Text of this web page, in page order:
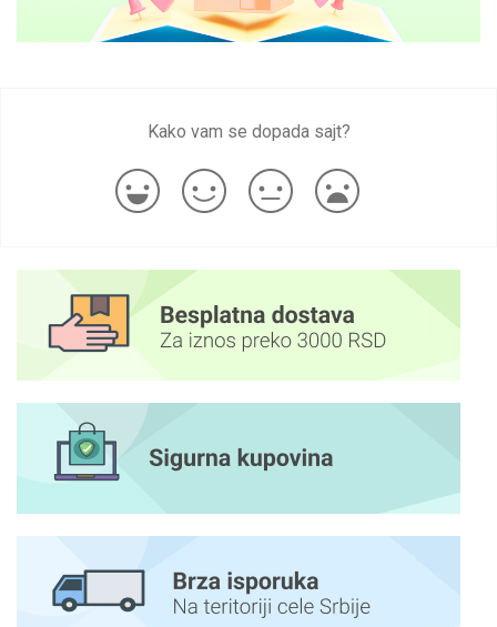
Kako vam se dopada sajt?